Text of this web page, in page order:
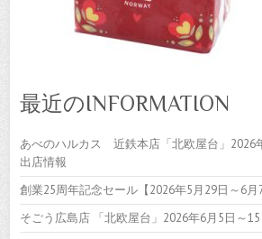
最近のINFORMATION
あべのハルカス 近鉄本店「北欧屋台」
出店情報
創業25周年記念セール【2026年5月29日～6月7
そごう広島店 「北欧屋台」2026年6月5日～